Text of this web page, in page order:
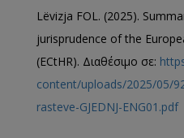
Lëvizja FOL. (2025).
jurisprudence of the
(ECtHR). Διαθέσιμο σε:
content/uploads/2025/05/
rasteve-GJEDNJ-ENG01.pdf